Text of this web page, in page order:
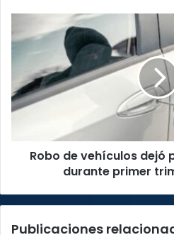
de
vehículos
pérdidas
millonarias
durante
trimestre
Robo de vehículos dejó
durante primer
Publicaciones